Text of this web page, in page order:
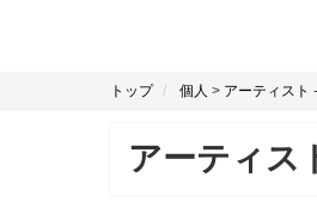
トップ 個人 > アーティスト -
アーティス